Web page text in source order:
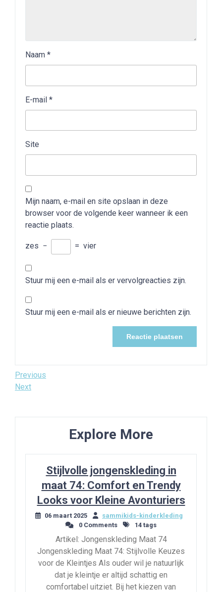
Naam *
E-mail *
Site
Mijn naam, e-mail en site opslaan in deze
browser voor de volgende keer wanneer ik een
reactie plaats.
zes − = vier
Stuur mij een e-mail als er vervolgreacties zijn.
Stuur mij een e-mail als er nieuwe berichten zijn.
Bericht
navigatie
Previous
Post
Previous
Next
Next
Explore More
Stijlvolle jongenskleding in
maat 74: Comfort en Trendy
Looks voor Kleine Avonturiers
06 maart 2025
sammikids-kinderkleding
0 Comments
14 tags
Artikel: Jongenskleding Maat 74
Jongenskleding Maat 74: Stijlvolle Keuzes
voor de Kleintjes Als ouder wil je natuurlijk
dat je kleintje er altijd schattig en
comfortabel uitziet. Bij het kiezen van